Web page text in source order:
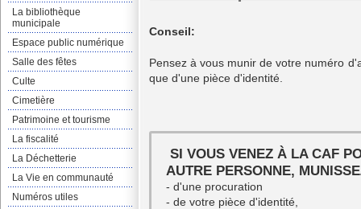
La bibliothèque
municipale
Espace public numérique
Salle des fêtes
Culte
Cimetière
Patrimoine et tourisme
La fiscalité
La Déchetterie
La Vie en communauté
Numéros utiles
Conseil:
Pensez à vous munir de votre numéro
que d'une pièce d'identité.
SI VOUS VENEZ À LA CAF
AUTRE PERSONNE,
- d'une procuration
- de votre pièce d'identité,